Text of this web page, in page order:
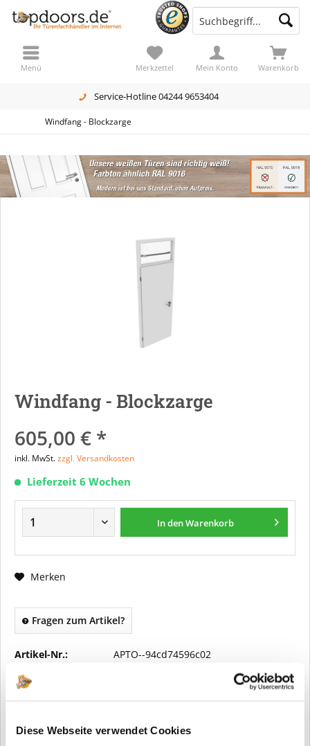
Diese Webseite verwendet Cookies
Service-Hotline 04244 9653404
Warenkorb
Merkzettel Mein Konto
Menü
Windfang - Blockzarge
Windfang - Blockzarge
605,00 € *
inkl. MwSt.zzgl. Versandkosten
Lieferzeit 6 Wochen
In denWarenkorb
Merken
Fragen zum Artikel?
Artikel-Nr.: APTO--94cd74596c02
Vorteile